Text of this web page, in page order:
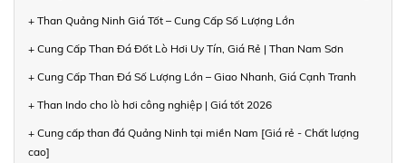
+ Than Quảng Ninh Giá Tốt – Cung Cấp Số Lượng Lớn
+ Cung Cấp Than Đá Đốt Lò Hơi Uy Tín, Giá Rẻ | Than Nam Sơn
+ Cung Cấp Than Đá Số Lượng Lớn – Giao Nhanh, Giá Cạnh Tranh
+ Than Indo cho lò hơi công nghiệp | Giá tốt 2026
+ Cung cấp than đá Quảng Ninh tại miền Nam [Giá rẻ - Chất lượng
cao]